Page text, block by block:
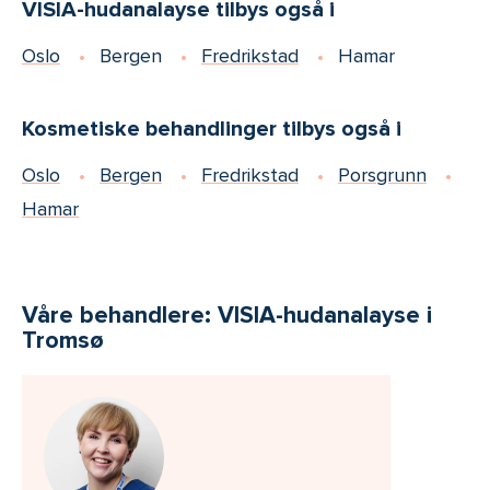
VISIA-hudanalayse tilbys også i
Oslo Bergen Fredrikstad Hamar
Kosmetiske behandlinger tilbys også i
Oslo Bergen Fredrikstad
Porsgrunn
Hamar
Våre behandlere: VISIA-hudanalayse i
Tromsø